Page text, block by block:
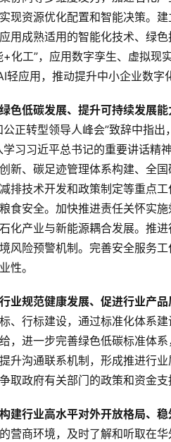
现资源优化配置和智能决策。
用成熟适用的智能化技术、绿
+化工”，应用数字孪生、虚拟
轻应用，推动提升中小企业数字
色低碳发展、提升可持续发展
正转型领导人峰会”致辞中指
学习习近平总书记的重要讲话精
新、碳足迹管理体系构建、全
排技术开发和政策制定等重点
食安全。加快推进责任关怀实
化产业与新能源耦合发展。推
风险预警机制。完善安全服务
性。
业规范健康发展、促进行业产
、行标建设，通过标准化体系
，进一步完善绿色低碳标准体
升沟通联系机制，形成推进行
取政府有关部门的政策和资金
建行业高水平对外开放格局、
营商环境，及时了解和听取在